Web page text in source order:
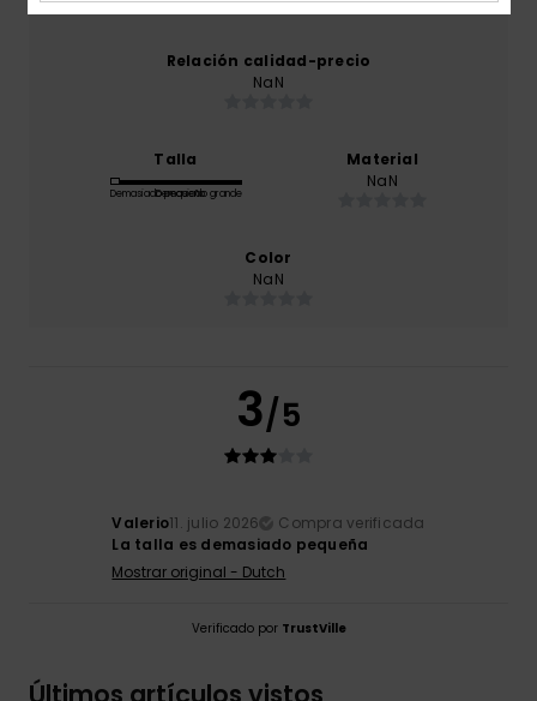
Relación calidad-precio
NaN
Talla
Demasiado pequeño
Demasiado grande
Material
NaN
Color
NaN
3/5
Valerio11. julio 2026
Compra verificada
La talla es demasiado pequeña
Mostrar original - Dutch
Verificado por TrustVille